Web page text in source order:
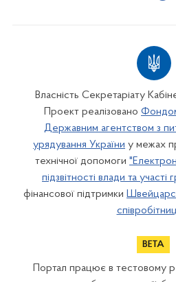
Власність Секретаріату
Проект реалізовано
Державним агентством з
урядування України у межах
технічної допомоги
підзвітності влади та участі
фінансової підтримки
Портал працює в тестовому